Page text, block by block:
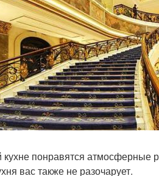
понравятся атмосферные
вас также не разочарует.